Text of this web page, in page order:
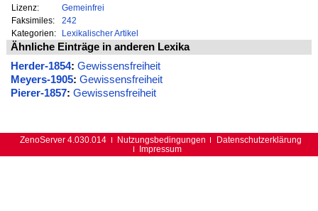
Lizenz:
Gemeinfrei
Faksimiles:
242
Kategorien:
Lexikalischer Artikel
Ähnliche Einträge in anderen Lexika
Herder-1854: Gewissensfreiheit
Meyers-1905: Gewissensfreiheit
Pierer-1857: Gewissensfreiheit
ZenoServer 4.030.014 Nutzungsbedingungen
Datenschutzerklärung
Impressum